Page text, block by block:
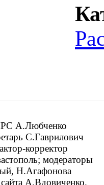
А.Любченко
С.Гаврилович
корректор
модераторы
Н.Агафонова
А.Вдовиченко.